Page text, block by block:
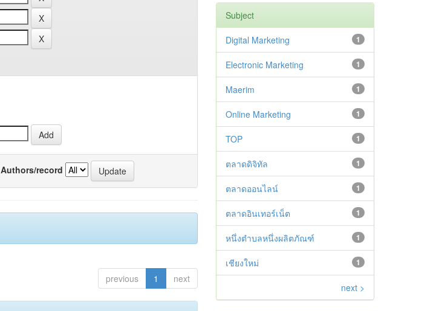
Authors/record
previous 1 next
Subject
1
Digital Marketing
1
Electronic Marketing
1
Maerim
1
Online Marketing
1
TOP
1
ตลาดดิจิทัล
1
ตลาดออนไลน์
1
ตลาดอินเทอร์เน็ต
1
หนึ่งตำบลหนึ่งผลิตภัณฑ์
1
เชียงใหม่
next >